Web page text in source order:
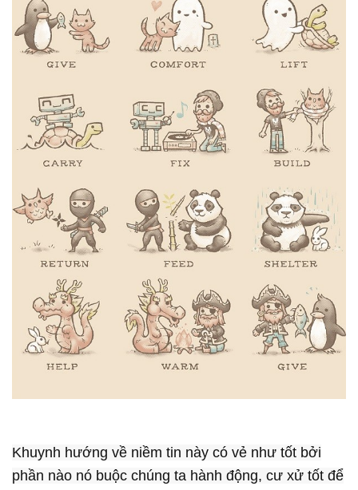
Khuynh hướng về niềm tin này có vẻ như tốt bởi
phần nào nó buộc chúng ta hành động, cư xử tốt để